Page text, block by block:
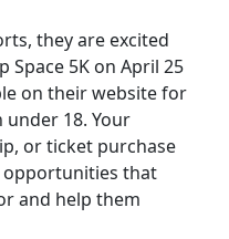
they are excited
Space 5K on April 25
on their website for
18. Your
or ticket purchase
that
and help them